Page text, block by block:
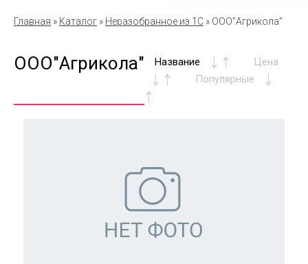
Главная » Каталог » Неразобранное из 1С » ООО"Агрикола"
ООО"Агрикола" Название
Цена
Популярные